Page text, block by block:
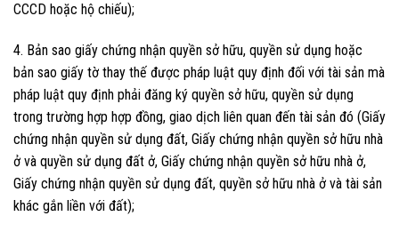
CCCD hoặc hộ chiếu);
4. Bản sao giấy chứng nhận quyền sở hữu, quyền sử dụng hoặc
bản sao giấy tờ thay thế được pháp luật quy định đối với tài sản mà
pháp luật quy định phải đăng ký quyền sở hữu, quyền sử dụng
trong trường hợp hợp đồng, giao dịch liên quan đến tài sản đó (Giấy
chứng nhận quyền sử dụng đất, Giấy chứng nhận quyền sở hữu nhà
ở và quyền sử dụng đất ở, Giấy chứng nhận quyền sở hữu nhà ở,
Giấy chứng nhận quyền sử dụng đất, quyền sở hữu nhà ở và tài sản
khác gắn liền với đất);